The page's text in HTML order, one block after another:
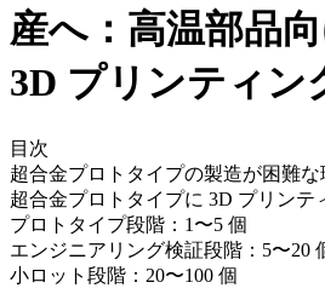
産へ：高温部品
3D プリンティン
目次
超合金プロトタイプの製造が困難な
超合金プロトタイプに 3D プリンテ
プロトタイプ段階：1〜5 個
エンジニアリング検証段階：5〜20
小ロット段階：20〜100 個